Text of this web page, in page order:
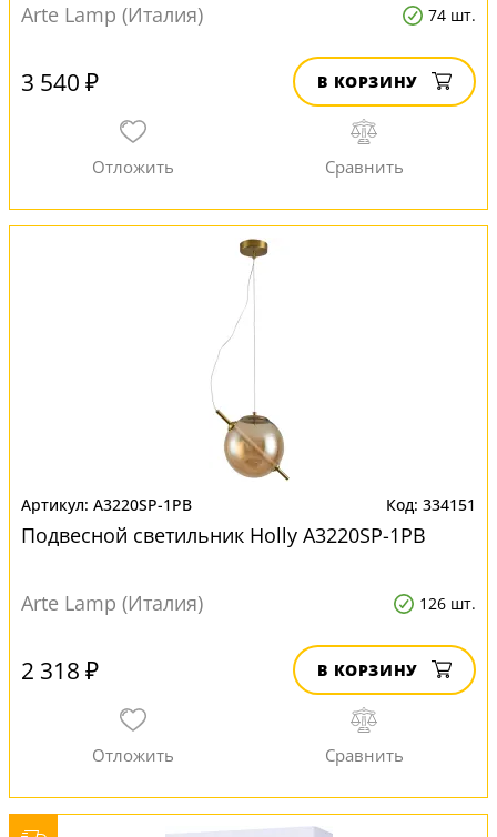
Arte Lamp (Италия) 74 шт.
3 540 ₽ В КОРЗИНУ
A3220SP-1PB 334151
Подвесной светильник Нolly A3220SP-1PB
Arte Lamp (Италия) 126 шт.
2 318 ₽ В КОРЗИНУ